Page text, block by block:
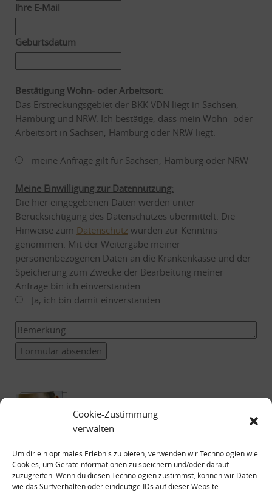
Cookie-Zustimmung
verwalten
Um dir ein optimales Erlebnis zu bieten, verwenden wir Technologien wie
Cookies, um Geräteinformationen zu speichern und/oder darauf
zuzugreifen. Wenn du diesen Technologien zustimmst, können wir Daten
wie das Surfverhalten oder eindeutige IDs auf dieser Website
Ihre E-Mail
Geburtsdatum
Bestätigung Wohn- oder Arbeitsort:
Das Erstreckungsgebiet der BKK VDN liegt in Sachsen,
Hamburg und NRW. Ich bestätige, dass mein Wohn- oder
Arbeitsort in Sachsen, Hamburg oder NRW liegt.
meine Anfrage gilt für Sachsen, Hamburg oder NRW
Meine Einwilligung zur Datennutzung:
Die hier eingegebenen Daten werden unter
Berücksichtigung des Datenschutzes übermittelt. Die
Hinweise zum Datenschutz wurden zur Kenntnis
genommen. Mit der Weitergabe meiner
personenbezogenen Daten an die Krankenkasse und der
Speicherung zum Zwecke der Bearbeitung meiner
Anfrage bin ich einverstanden.
Ja, ich bin damit einverstanden
Formular absenden